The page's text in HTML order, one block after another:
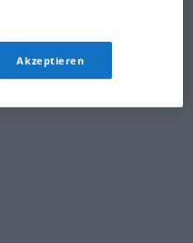
Akzeptieren